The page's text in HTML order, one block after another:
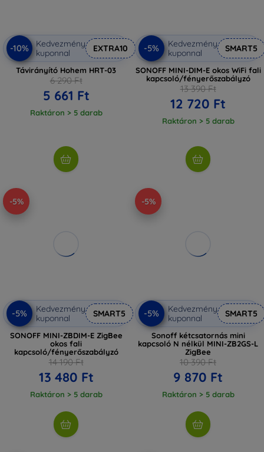
-10%
Kedvezmény
kuponnal
EXTRA10
Távirányító Hohem HRT-03
6 290 Ft
5 661 Ft
Raktáron > 5 darab
-5%
Kedvezmény
kuponnal
SMART5
SONOFF MINI-DIM-E okos WiFi fali
kapcsoló/fényerőszabályzó
13 390 Ft
12 720 Ft
Raktáron > 5 darab
-5%
-5%
Kedvezmény
kuponnal
SMART5
SONOFF MINI-ZBDIM-E ZigBee
okos fali
kapcsoló/fényerőszabályzó
14 190 Ft
13 480 Ft
Raktáron > 5 darab
-5%
-5%
Kedvezmény
kuponnal
SMART5
Sonoff kétcsatornás mini
kapcsoló N nélkül MINI-ZB2GS-L
ZigBee
10 390 Ft
9 870 Ft
Raktáron > 5 darab